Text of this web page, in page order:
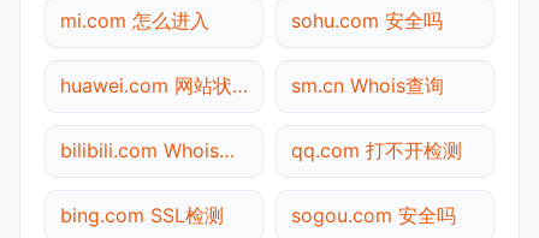
mi.com 怎么进入 sohu.com 安全吗
huawei.com 网站状态 sm.cn Whois查询
bilibili.com Whois查询 qq.com 打不开检测
bing.com SSL检测 sogou.com 安全吗